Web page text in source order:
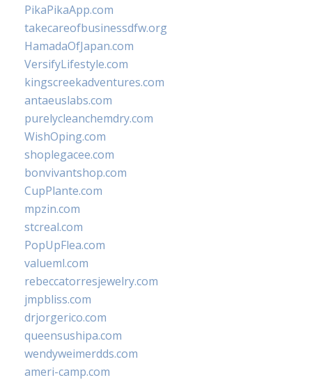
PikaPikaApp.com
takecareofbusinessdfw.org
HamadaOfJapan.com
VersifyLifestyle.com
kingscreekadventures.com
antaeuslabs.com
purelycleanchemdry.com
WishOping.com
shoplegacee.com
bonvivantshop.com
CupPlante.com
mpzin.com
stcreal.com
PopUpFlea.com
valueml.com
rebeccatorresjewelry.com
jmpbliss.com
drjorgerico.com
queensushipa.com
wendyweimerdds.com
ameri-camp.com